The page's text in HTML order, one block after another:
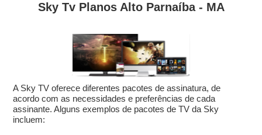
Sky Tv Planos Alto Parnaíba - MA
A Sky TV oferece diferentes pacotes de assinatura, de
acordo com as necessidades e preferências de cada
assinante. Alguns exemplos de pacotes de TV da Sky
incluem: